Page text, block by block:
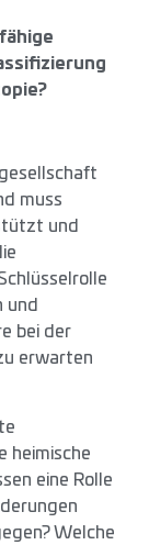
muss
und
und
bei der
erwarten
heimische
eine Rolle
Welche